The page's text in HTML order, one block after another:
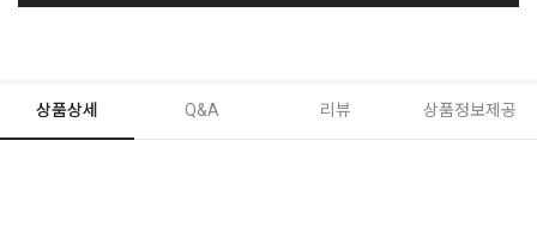
상품상세 Q&A 리뷰 상품정보제공